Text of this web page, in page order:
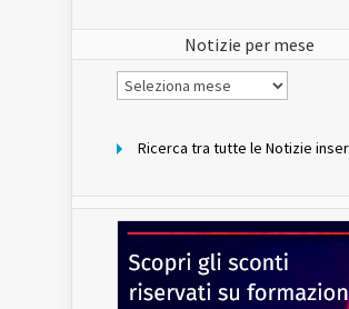
Notizie per mese
Notizie
per
Ricerca tra tutte le Notizie